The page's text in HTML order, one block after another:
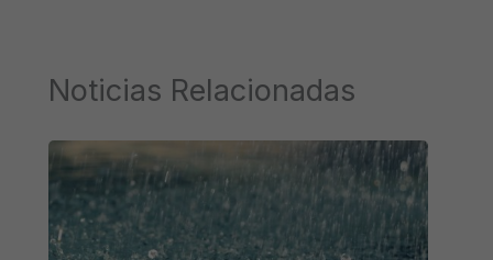
Noticias Relacionadas